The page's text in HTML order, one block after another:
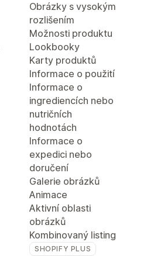
Obrázky s vysokým
rozlišením
Možnosti produktu
Lookbooky
Karty produktů
Informace o použití
Informace o
ingrediencích nebo
nutričních
hodnotách
Informace o
expedici nebo
doručení
Galerie obrázků
Animace
Aktivní oblasti
obrázků
Kombinovaný listing
SHOPIFY PLUS